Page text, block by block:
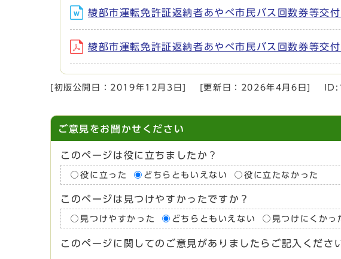
綾部市運転免許証返納者あやべ市民バス回数券等
綾部市運転免許証返納者あやべ市民バス回数券等
[初版公開日： 2019年12月3日 [更新日： 2026年4月6日
ご意見をお聞かせください
このページは役に立ちましたか？
役に立った どちらともいえない 役に立たなかった
このページは見つけやすかったですか？
見つけやすかった どちらともいえない 見つけにくかっ
このページに関してのご意見がありましたらご記入くださ